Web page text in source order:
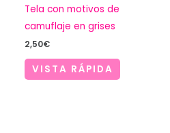
Tela con motivos de
camuflaje en grises
2,50€
VISTA RÁPIDA